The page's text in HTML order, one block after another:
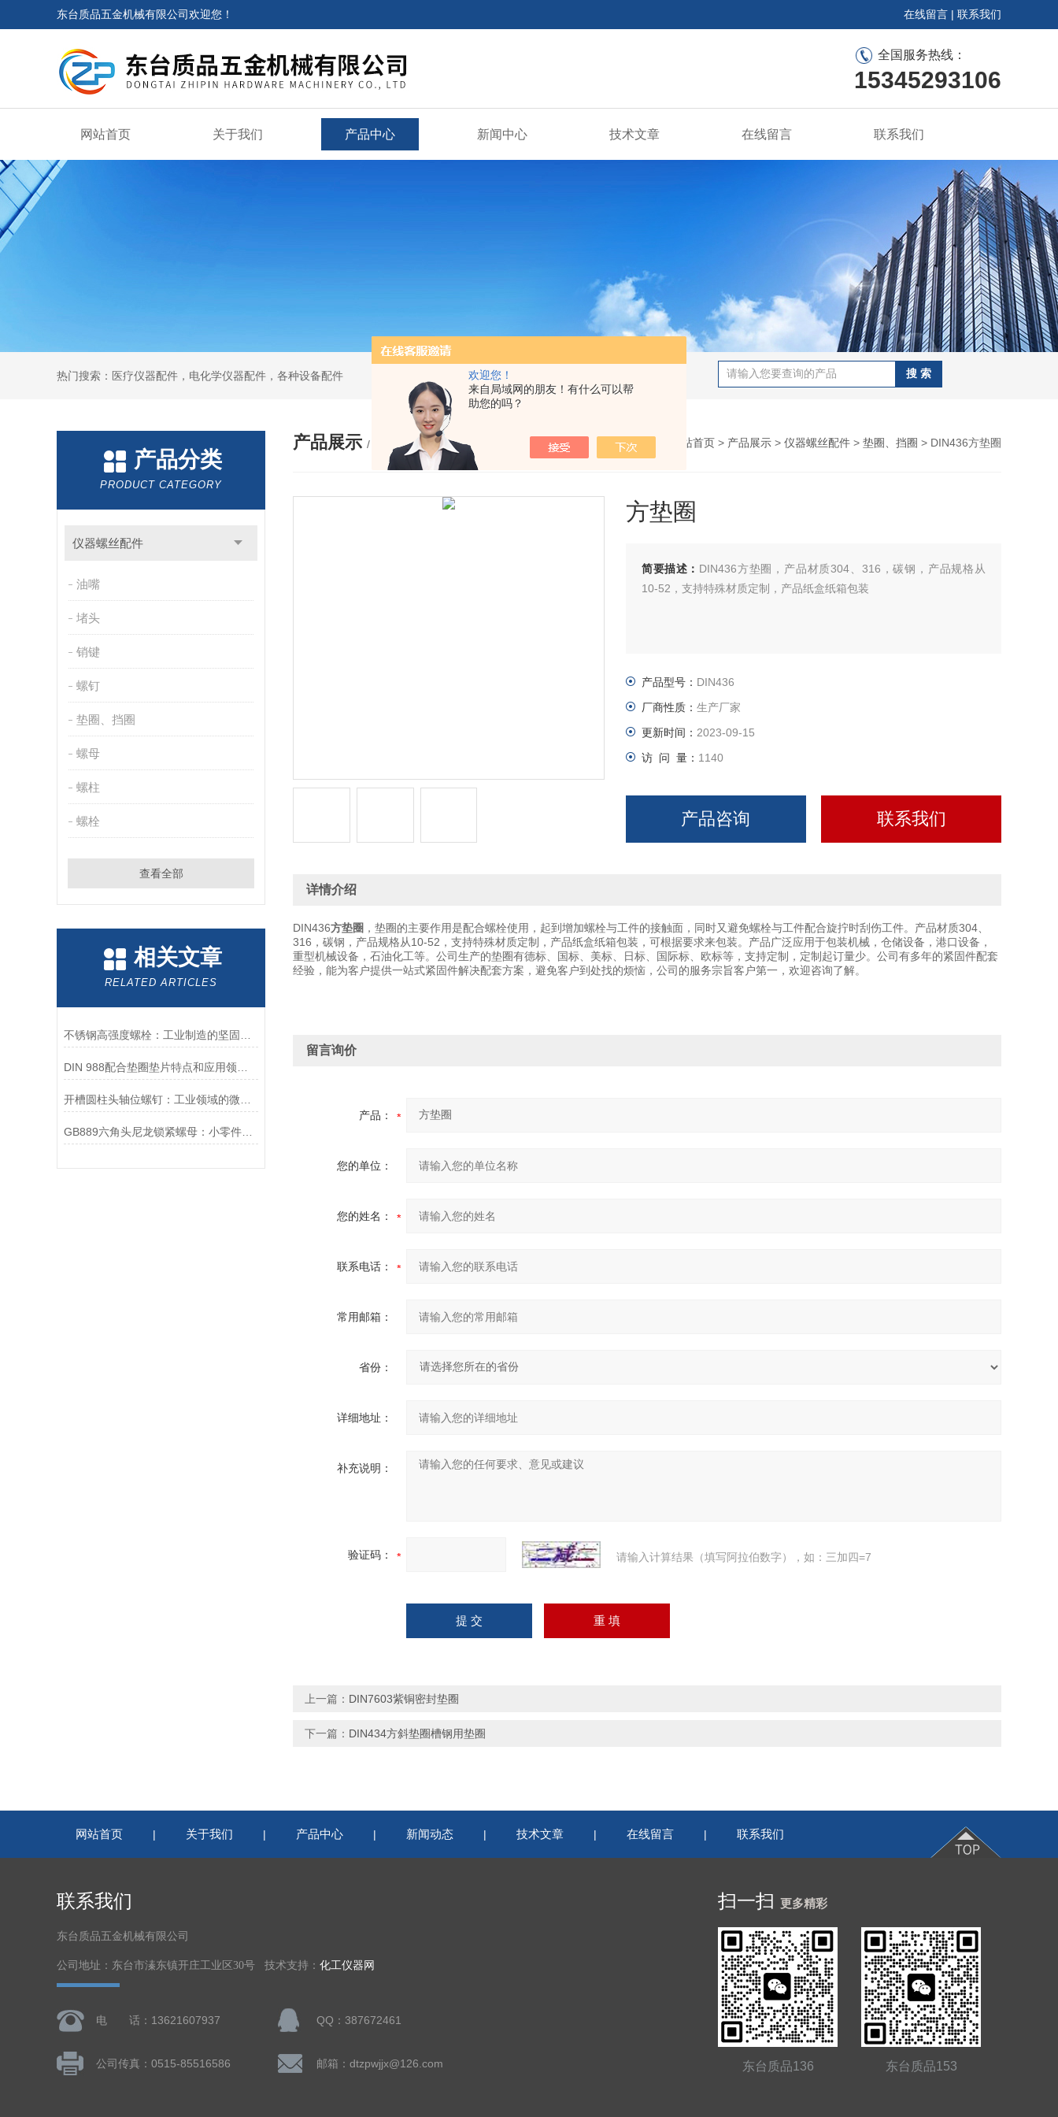
欢迎您！
来自局域网的朋友！有什么可以帮
助您的吗？
东台质品五金机械有限公司欢迎您！ 在线留言 | 联系我们
全国服务热线：
15345293106
网站首页 关于我们 产品中心 新闻中心 技术文章 在线留言 联系我们
热门搜索：医疗仪器配件，电化学仪器配件，各种设备配件
产品分类
PRODUCT CATEGORY
仪器螺丝配件
油嘴
堵头
销键
螺钉
垫圈、挡圈
螺母
螺柱
螺栓
查看全部
相关文章
RELATED ARTICLES
GB889六角头尼龙锁紧螺母：小零件中的大智慧
产品展示 / PRODUCTS 您的位置： 网站首页 > 产品展示 > 仪器螺丝配件 > 垫圈、挡圈 > DIN436方垫圈
方垫圈
简要描述： DIN436方垫圈，产品材质304、316，碳钢，产品规格从
10-52，支持特殊材质定制，产品纸盒纸箱包装
产品型号： DIN436
厂商性质： 生产厂家
更新时间： 2023-09-15
访 问 量： 1140
产品咨询 联系我们
详情介绍
DIN436方垫圈 ，垫圈的主要作用是配合螺栓使用，起到增加螺栓与工件的接触面，同时又避免螺栓与工件配合旋拧时刮伤工件。产品材质304、
316，碳钢，产品规格从10-52，支持特殊材质定制，产品纸盒纸箱包装，可根据要求来包装。产品广泛应用于包装机械，仓储设备，港口设备，
重型机械设备，石油化工等。公司生产的垫圈有德标、国标、美标、日标、国际标、欧标等，支持定制，定制起订量少。公司有多年的紧固件配套
经验，能为客户提供一站式紧固件解决配套方案，避免客户到处找的烦恼，公司的服务宗旨客户第一，欢迎咨询了解。
留言询价
产品：
您的单位：
您的姓名：
联系电话：
常用邮箱：
省份：
详细地址：
补充说明：
验证码： 请输入计算结果（填写阿拉伯数字），如：三加四=7
上一篇： DIN7603紫铜密封垫圈
下一篇： DIN434方斜垫圈槽钢用垫圈
网站首页 | 关于我们 | 产品中心 | 新闻动态 | 技术文章 | 在线留言 | 联系我们
联系我们
东台质品五金机械有限公司
公司地址：东台市溱东镇开庄工业区30号 技术支持： 化工仪器网
电 话：13621607937 QQ：387672461
公司传真：0515-85516586 邮箱：dtzpwjjx@126.com
扫一扫 更多精彩
东台质品136 东台质品153